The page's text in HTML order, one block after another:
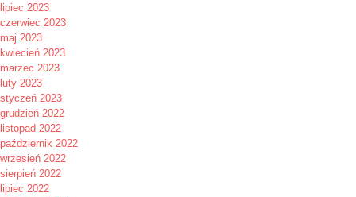
lipiec 2023
czerwiec 2023
maj 2023
kwiecień 2023
marzec 2023
luty 2023
styczeń 2023
grudzień 2022
listopad 2022
październik 2022
wrzesień 2022
sierpień 2022
lipiec 2022